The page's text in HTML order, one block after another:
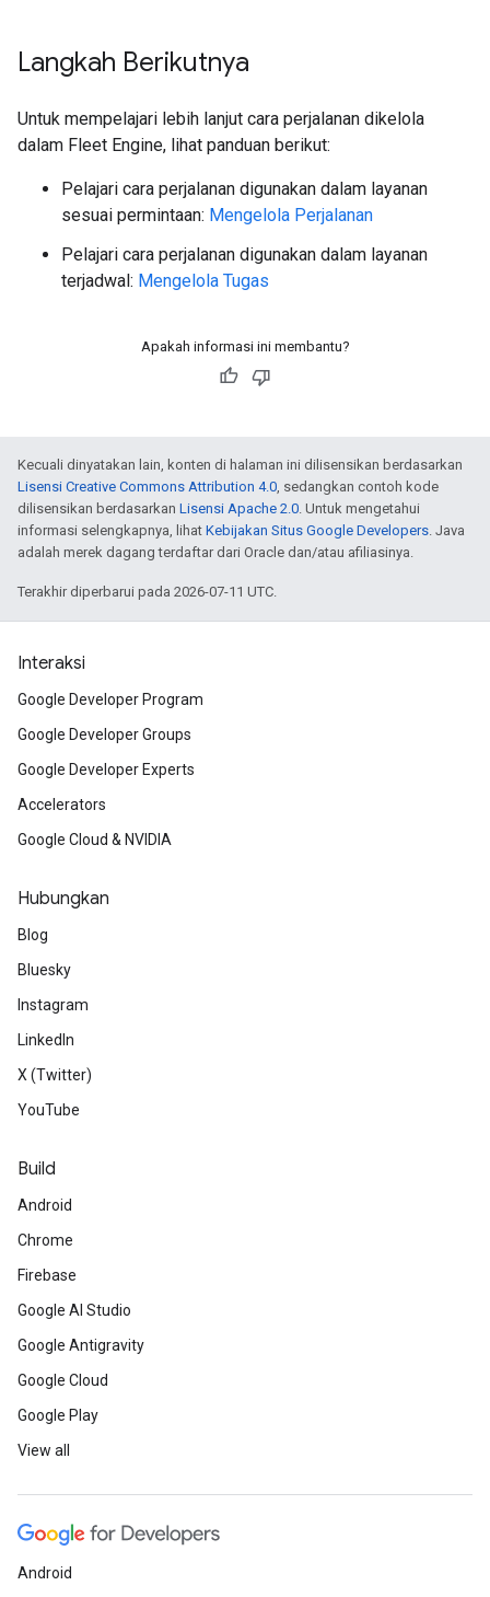
Langkah Berikutnya
Untuk mempelajari lebih lanjut cara perjalanan dikelola
dalam Fleet Engine, lihat panduan berikut:
Pelajari cara perjalanan digunakan dalam layanan
sesuai permintaan: Mengelola Perjalanan
Pelajari cara perjalanan digunakan dalam layanan
terjadwal: Mengelola Tugas
Apakah informasi ini membantu?
Kecuali dinyatakan lain, konten di halaman ini dilisensikan berdasarkan
Lisensi Creative Commons Attribution 4.0, sedangkan contoh kode
dilisensikan berdasarkan Lisensi Apache 2.0. Untuk mengetahui
informasi selengkapnya, lihat Kebijakan Situs Google Developers. Java
adalah merek dagang terdaftar dari Oracle dan/atau afiliasinya.
Terakhir diperbarui pada 2026-07-11 UTC.
Interaksi
Google Developer Program
Google Developer Groups
Google Developer Experts
Accelerators
Google Cloud & NVIDIA
Hubungkan
Blog
Bluesky
Instagram
LinkedIn
X (Twitter)
YouTube
Build
Android
Chrome
Firebase
Google AI Studio
Google Antigravity
Google Cloud
Google Play
View all
Android